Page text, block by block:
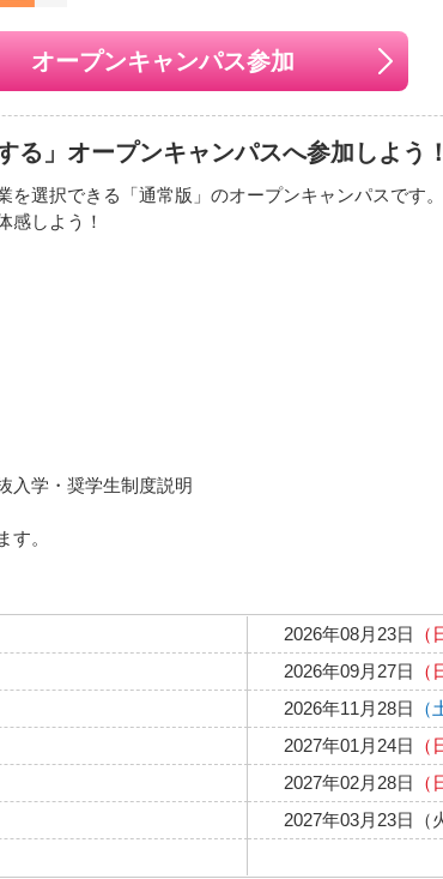
オープンキャンパス参加
る」オープンキャンパスへ参加しよう！
選択できる「通常版」のオープンキャンパスです。
感しよう！
・奨学生制度説明
。
2026年08月23日 （
2026年09月27日 （
2026年11月28日 （
2027年01月24日 （
2027年02月28日 （
2027年03月23日（